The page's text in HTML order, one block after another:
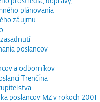
plánovania
záujmu
poslancov
a odborníkov
Trenčína
poslancov MZ v rokoch 2001